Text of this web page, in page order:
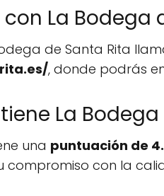
La Bodega
de Santa Rita
, donde podrás
La
una puntuación de
compromiso con la